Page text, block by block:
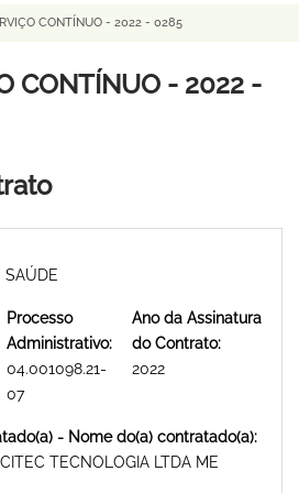
CONTÍNUO - 2022 - 0285
CONTÍNUO - 2022 -
SAÚDE
Processo
Administrativo:
04.001098.21-
07
Ano da Assinatura
do Contrato:
2022
- Nome do(a) contratado(a):
TECNOLOGIA LTDA ME